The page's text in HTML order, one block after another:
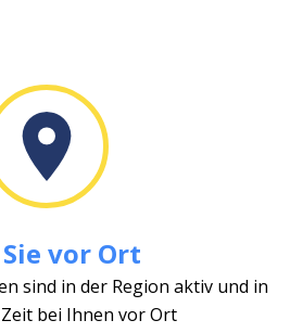
vor Ort
sind in der Region aktiv und in
bei Ihnen vor Ort